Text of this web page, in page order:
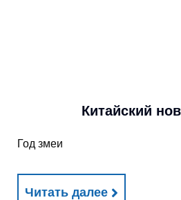
Китайский
Год змеи
Читать далее